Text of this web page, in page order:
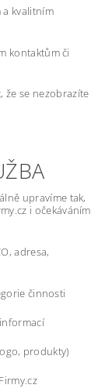
kvalitním
kontaktům či
že se nezobrazíte
upravíme tak,
i očekáváním
adresa,
činnosti
produkty)